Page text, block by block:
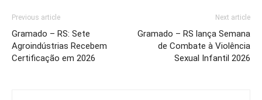
Previous article
Gramado – RS: Sete
Agroindústrias Recebem
Certificação em 2026
Next article
Gramado – RS lança Semana
de Combate à Violência
Sexual Infantil 2026